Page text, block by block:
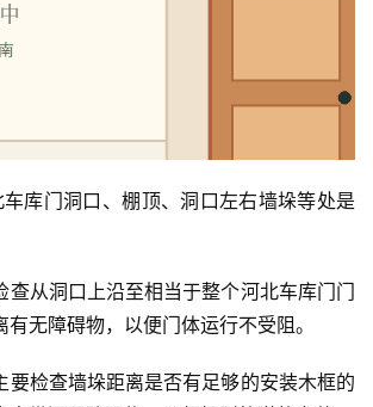
库门洞口、棚顶、洞口左右墙垛等处是
查从洞口上沿至相当于整个河北车库门门
无障碍物，以便门体运行不受阻。
要检查墙垛距离是否有足够的安装木框的